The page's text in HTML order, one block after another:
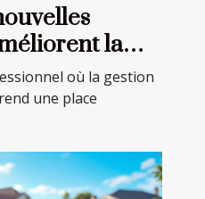
la
les où la gestion
une place